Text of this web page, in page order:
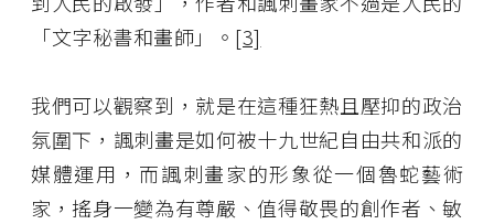
「文字秘書和畫師」。 [3]
我們可以觀察到，就是在這種狂熱且壓抑的政治
氛圍下，諷刺畫是如何被十九世紀自由共和派的
媒體運用，而諷刺畫家的形象從一個魯蛇藝術
家，搖身一變為有尊嚴、值得敬畏的創作者、敏